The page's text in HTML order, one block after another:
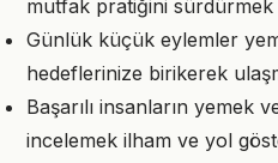
mutfak pratiğini sürdürmek
Günlük küçük eylemler
hedeflerinize birikerek
Başarılı insanların yemek
incelemek ilham ve yol